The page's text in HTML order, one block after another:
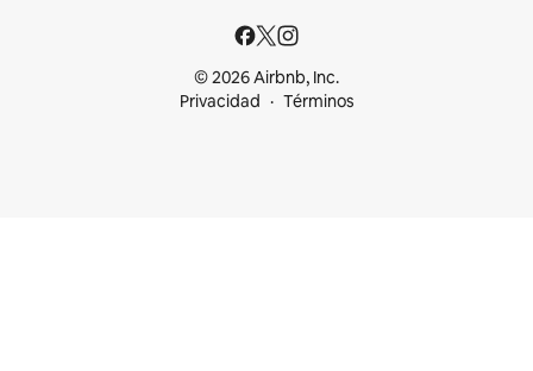
© 2026 Airbnb, Inc.
Privacidad
Términos